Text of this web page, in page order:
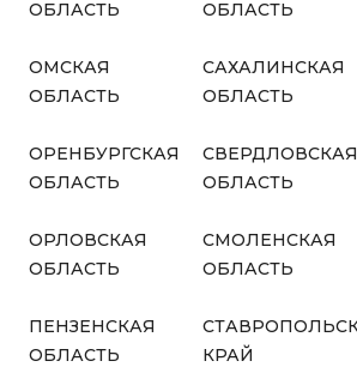
ОБЛАСТЬ
ОМСКАЯ
ОБЛАСТЬ
ОРЕНБУРГСКАЯ
ОБЛАСТЬ
ОРЛОВСКАЯ
ОБЛАСТЬ
ПЕНЗЕНСКАЯ
ОБЛАСТЬ
ОБЛАСТЬ
САХАЛИНСКАЯ
ОБЛАСТЬ
СВЕРДЛОВСКАЯ
ОБЛАСТЬ
СМОЛЕНСКАЯ
ОБЛАСТЬ
КРАЙ